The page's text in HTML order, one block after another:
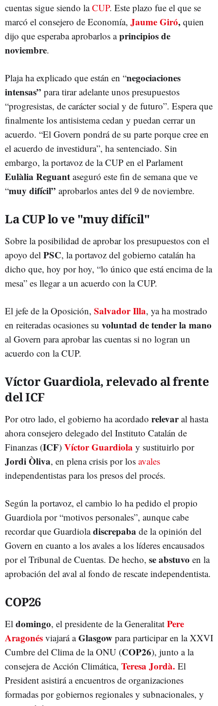
cuentas sigue siendo laCUP. Este plazo fue el que se
marcó el consejero de Economía, Jaume Giró, quien
dijo que esperaba aprobarlos aprincipios de
noviembre.
Plaja ha explicado que están en “negociaciones
intensas” para tirar adelante unos presupuestos
“progresistas, de carácter social y de futuro”. Espera que
finalmente los antisistema cedan y puedan cerrar un
acuerdo. “El Govern pondrá de su parte porque cree en
el acuerdo de investidura”, ha sentenciado. Sin
embargo, la portavoz de la CUP en el Parlament
Eulàlia Reguant aseguró este fin de semana que ve
“muy difícil” aprobarlos antes del 9 de noviembre.
La CUP lo ve "muy difícil"
Sobre la posibilidad de aprobar los presupuestos con el
apoyo del PSC, la portavoz del gobierno catalán ha
dicho que, hoy por hoy, “lo único que está encima de la
mesa” es llegar a un acuerdo con la CUP.
El jefe de la Oposición, Salvador Illa, ya ha mostrado
en reiteradas ocasiones su voluntad de tender la mano
al Govern para aprobar las cuentas si no logran un
acuerdo con la CUP.
Víctor Guardiola, relevado al frente
del ICF
Por otro lado, el gobierno ha acordado relevaral hasta
ahora consejero delegado del Instituto Catalán de
Finanzas (ICF) Víctor Guardiola y sustituirlo por
Jordi Òliva, en plena crisis por los avales
independentistas para los presos del procés.
Según la portavoz, el cambio lo ha pedido el propio
Guardiola por “motivos personales”, aunque cabe
recordar que Guardioladiscrepaba de la opinión del
Govern en cuanto a los avales a los líderes encausados
por el Tribunal de Cuentas. De hecho, se abstuvo en la
aprobación del aval al fondo de rescate independentista.
COP26
El domingo, el presidente de la Generalitat Pere
Aragonés viajará aGlasgow para participar en la XXVI
Cumbre del Clima de la ONU (COP26), junto a la
consejera de Acción Climática, Teresa Jordà. El
President asistirá a encuentros de organizaciones
formadas por gobiernos regionales y subnacionales, y